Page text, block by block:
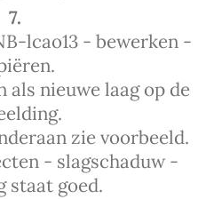
7.
lcao13 - bewerken -
als nieuwe laag op de
zie voorbeeld.
- slagschaduw -
staat goed.